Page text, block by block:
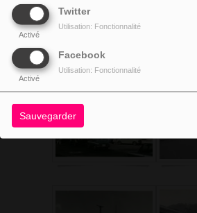
Twitter
Activé
Utilisation: Fonctionnalité
Facebook
Activé
Utilisation: Fonctionnalité
Sauvegarder